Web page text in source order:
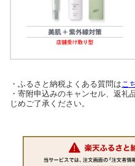
・ふるさと納税よくある質問はこ
・寄附申込みのキャンセル、返
じめご了承ください。